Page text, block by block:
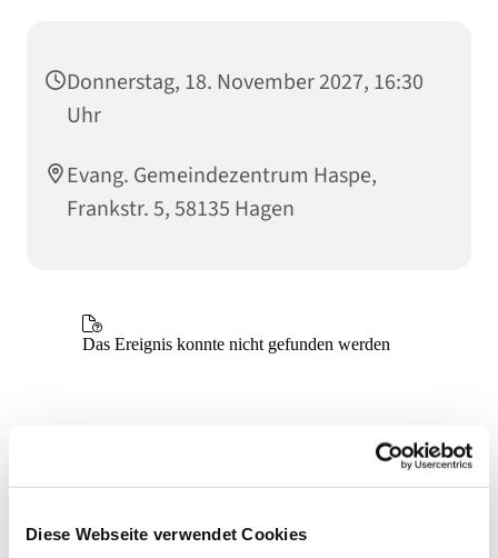
Diese Webseite verwendet Cookies
Donnerstag, 18. November 2027, 16:30
Uhr
Evang. Gemeindezentrum Haspe,
Frankstr. 5, 58135 Hagen